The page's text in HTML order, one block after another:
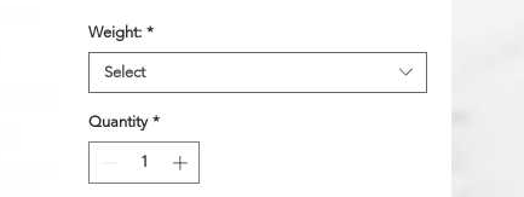
Weight: *
Select
Quantity *